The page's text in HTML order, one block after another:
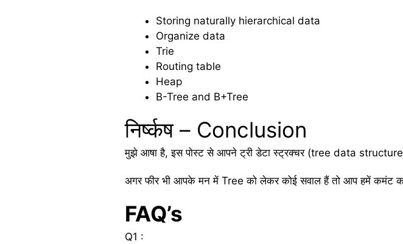
Storing naturally hierarchical data
Organize data
Trie
Routing table
Heap
B-Tree and B+Tree
निर्ष्कष – Conclusion
मुझे आषा है, इस पोस्ट से आपने ट्री डेटा स्ट्रक्चर (tree data structure)
अगर फीर भी आपके मन में Tree को लेकर कोई सवाल हैं तो आप हमें कमंट
FAQ’s
Q1 :